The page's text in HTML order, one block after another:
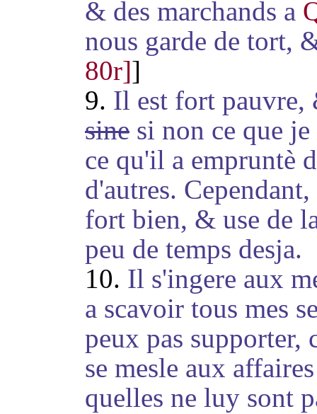
& des marchands a
nous garde de tort,
80r]]
9. Il est fort pauvre,
sine si non ce que
ce qu'il a empruntè
d'autres.
fort bien, & use de
peu de temps desja.
10. Il s'ingere aux
a scavoir tous mes
peux pas supporter,
se mesle aux
quelles ne luy sont